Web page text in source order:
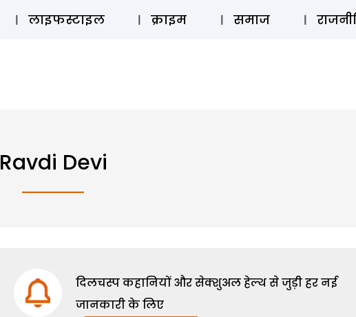
ऑडियो स्टोरी लॉग इन ⚲
लाइफस्टाइल क्राइम समाज
Ravdi Devi
दिलचस्प कहानियों और सेक्शुअल हेल्थ से जुड़ी हर नई
जानकारी के लिए